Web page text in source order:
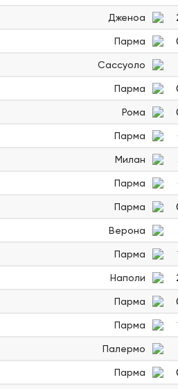
Дженоа
Парма
Сассуоло
Парма
Рома
Парма
Милан
Парма
Парма
Верона
Парма
Наполи
Парма
Парма
Палермо
Парма